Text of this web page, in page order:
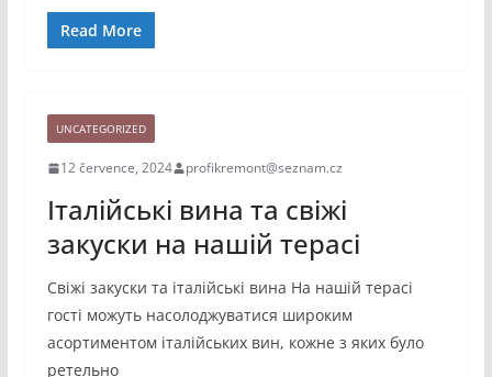
Read More
UNCATEGORIZED
12 července, 2024 profikremont@seznam.cz
Італійські вина та свіжі
закуски на нашій терасі
Свіжі закуски та італійські вина На нашій терасі
гості можуть насолоджуватися широким
асортиментом італійських вин, кожне з яких було
ретельно